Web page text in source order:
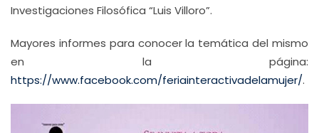
Investigaciones Filosófica “Luis Villoro”.
Mayores informes para conocer la temática del mismo
en la página:
https://www.facebook.com/feriainteractivadelamujer/.